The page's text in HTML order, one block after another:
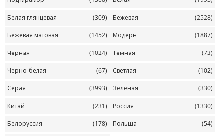
Белая глянцевая (309) Бежевая (2528)
Бежевая матовая (1452) Модерн (1887)
Черная (1024) Темная (73)
Черно-белая (67) Светлая (102)
Серая (3993) Зеленая (330)
Китай (231) Россия (1330)
Белоруссия (178) Польша (54)